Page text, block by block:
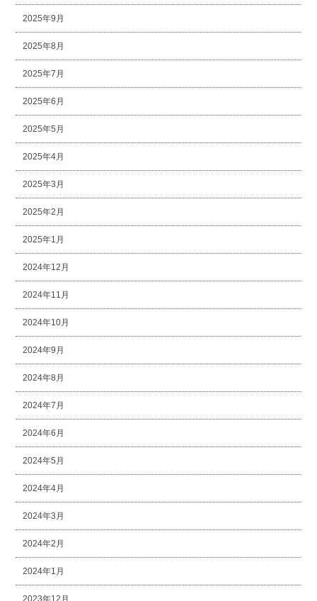
2025年9月
2025年8月
2025年7月
2025年6月
2025年5月
2025年4月
2025年3月
2025年2月
2025年1月
2024年12月
2024年11月
2024年10月
2024年9月
2024年8月
2024年7月
2024年6月
2024年5月
2024年4月
2024年3月
2024年2月
2024年1月